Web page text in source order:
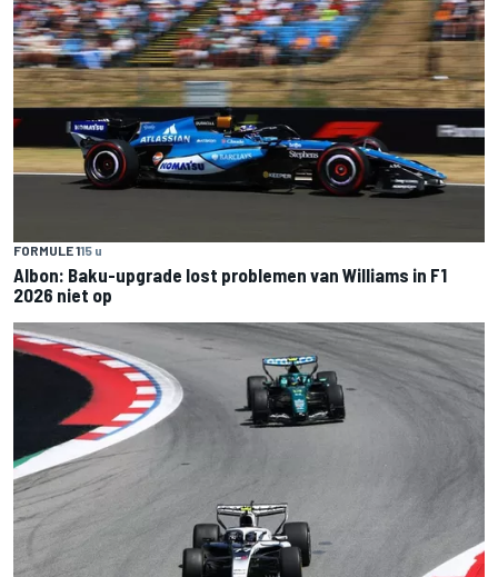
FORMULE 115 u
Albon: Baku-upgrade lost problemen van Williams in F1
2026 niet op